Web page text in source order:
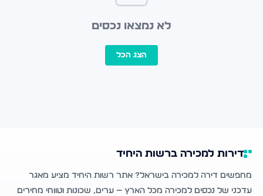
לא נמצאו נכסים
הצג הכל
דירות למכירה ברשות היחיד
מחפשים דירה למכירה בישראל? אתר רשות היחיד מציע מאגר
עדכני של נכסים למכירה מכל הארץ — ערים, שכונות וטווחי מחירים